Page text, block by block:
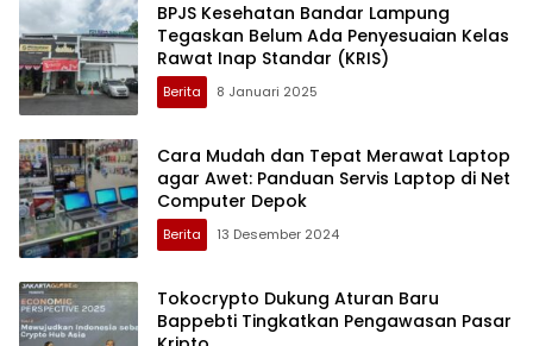
BPJS Kesehatan Bandar Lampung
Tegaskan Belum Ada Penyesuaian Kelas
Rawat Inap Standar (KRIS)
Berita 8 Januari 2025
Cara Mudah dan Tepat Merawat Laptop
agar Awet: Panduan Servis Laptop di Net
Computer Depok
Berita 13 Desember 2024
Tokocrypto Dukung Aturan Baru
Bappebti Tingkatkan Pengawasan Pasar